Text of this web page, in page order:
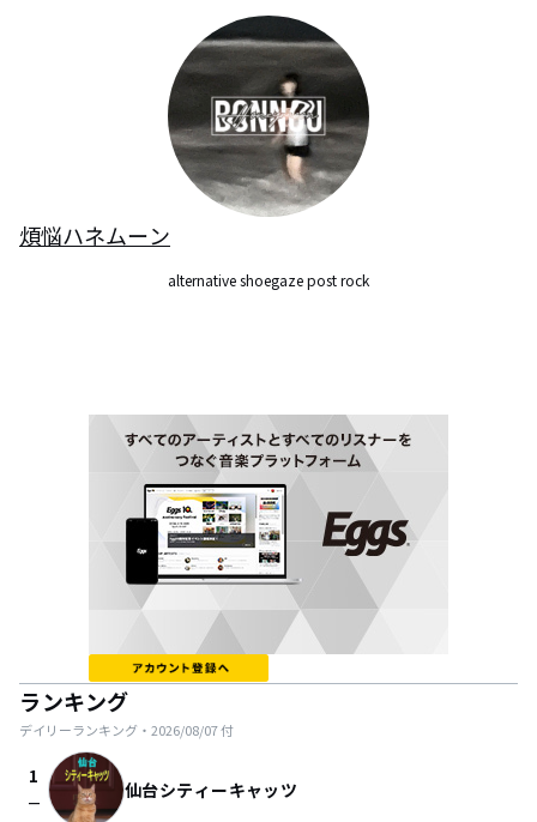
煩悩ハネムーン
alternative shoegaze post rock
ランキング
デイリーランキング・ 2026/08/07付
1
check_indeterminate_small 仙台シティーキャッツ